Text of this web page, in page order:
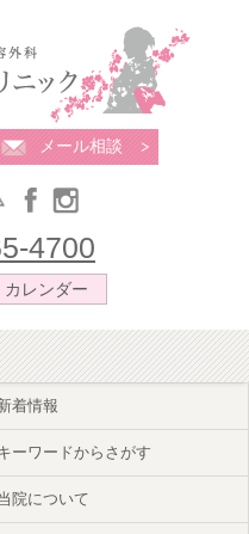
メール相談
4700
カレンダー
着情報
ーワードからさがす
院について